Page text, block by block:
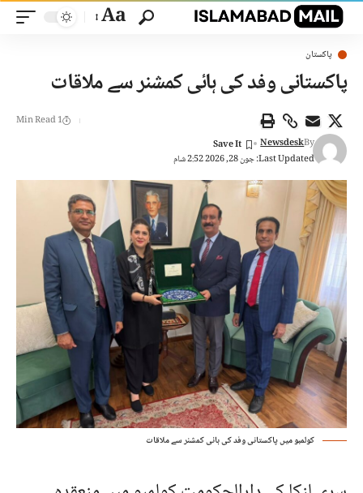
Aa
پاکستان
پاکستانی وفد کی ہائی کمشنر سے ملاقات
Last Updated: جون 28, 2026 2:52 شام
By
Newsdesk
1 Min Read
کولمبو میں پاکستانی وفد کی ہائی کمشنر سے ملاقات